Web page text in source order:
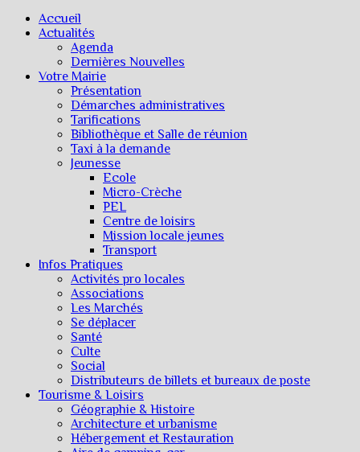
Accueil
Actualités
Agenda
Dernières Nouvelles
Votre Mairie
Présentation
Démarches administratives
Tarifications
Bibliothèque et Salle de réunion
Taxi à la demande
Jeunesse
Ecole
Micro-Crèche
PEL
Centre de loisirs
Mission locale jeunes
Transport
Infos Pratiques
Activités pro locales
Associations
Les Marchés
Se déplacer
Santé
Culte
Social
Distributeurs de billets et bureaux de poste
Tourisme & Loisirs
Géographie & Histoire
Architecture et urbanisme
Hébergement et Restauration